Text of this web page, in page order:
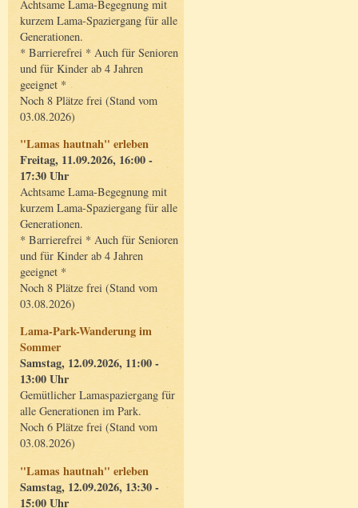
Achtsame Lama-Begegnung mit
kurzem Lama-Spaziergang für alle
Generationen.
* Barrierefrei * Auch für Senioren
und für Kinder ab 4 Jahren
geeignet *
Noch 8 Plätze frei (Stand vom
03.08.2026)
"Lamas hautnah" erleben
Freitag, 11.09.2026, 16:00 -
17:30 Uhr
Achtsame Lama-Begegnung mit
kurzem Lama-Spaziergang für alle
Generationen.
* Barrierefrei * Auch für Senioren
und für Kinder ab 4 Jahren
geeignet *
Noch 8 Plätze frei (Stand vom
03.08.2026)
Lama-Park-Wanderung im
Sommer
Samstag, 12.09.2026, 11:00 -
13:00 Uhr
Gemütlicher Lamaspaziergang für
alle Generationen im Park.
Noch 6 Plätze frei (Stand vom
03.08.2026)
"Lamas hautnah" erleben
Samstag, 12.09.2026, 13:30 -
15:00 Uhr